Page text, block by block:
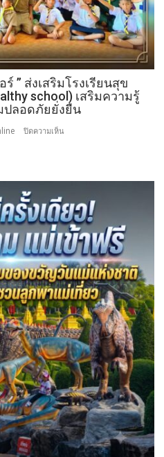
ร์ ” ส่งเสริมโรงเรียนสุข
school) เสริมความรู้
ปลอดภัยยั่งยืน
ปิดความเห็น
พา
ว
เวอร์
”
ส่ง
เสริม
โรงเรียน
สุข
ภาวะ
ดี
ด้วย
จุลินทรีย์”
(
Healthy
school)
เสริม
ความ